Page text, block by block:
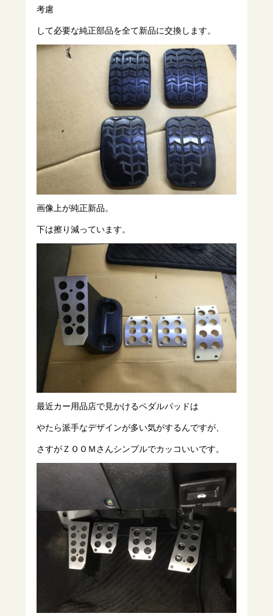
考慮
して必要な純正部品を全て新品に交換します。
画像上が純正新品。
下は擦り減っています。
最近カー用品店で見かけるペダルパッドは
やたら派手なデザインが多い気がするんですが、
さすがＺＯＯＭさんシンプルでカッコいいです。